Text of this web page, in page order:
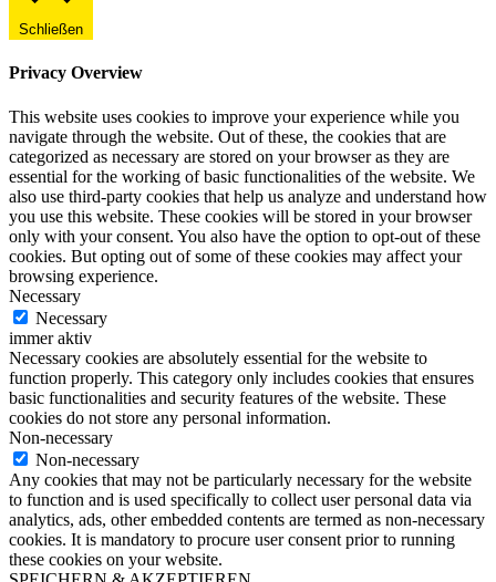
Schließen
Privacy Overview
This website uses cookies to improve your experience while you
navigate through the website. Out of these, the cookies that are
categorized as necessary are stored on your browser as they are
essential for the working of basic functionalities of the website. We
also use third-party cookies that help us analyze and understand how
you use this website. These cookies will be stored in your browser
only with your consent. You also have the option to opt-out of these
cookies. But opting out of some of these cookies may affect your
browsing experience.
Necessary
Necessary
immer aktiv
Necessary cookies are absolutely essential for the website to
function properly. This category only includes cookies that ensures
basic functionalities and security features of the website. These
cookies do not store any personal information.
Non-necessary
Non-necessary
Any cookies that may not be particularly necessary for the website
to function and is used specifically to collect user personal data via
analytics, ads, other embedded contents are termed as non-necessary
cookies. It is mandatory to procure user consent prior to running
these cookies on your website.